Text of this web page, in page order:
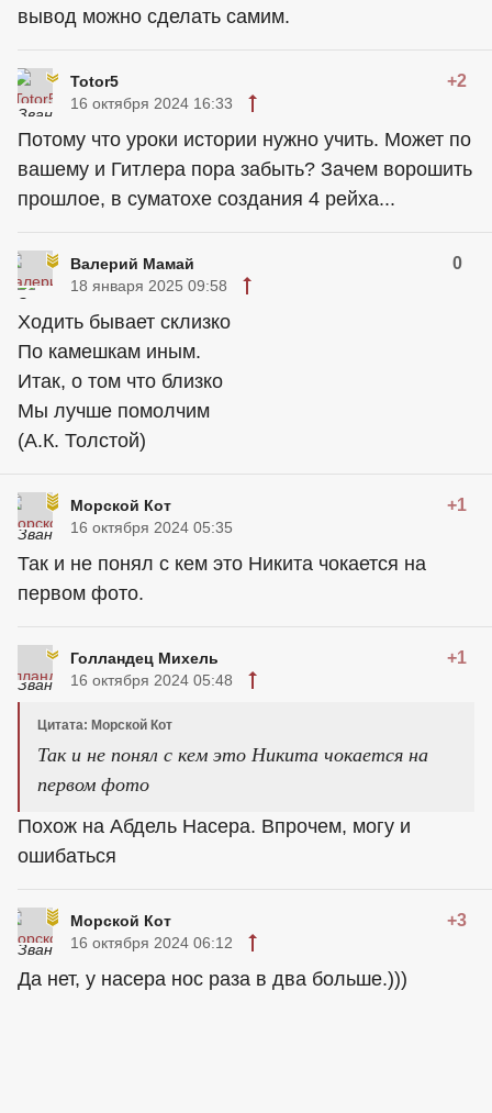
вывод можно сделать самим.
Totor5 +2
16 октября 2024 16:33
Потому что уроки истории нужно учить. Может по
вашему и Гитлера пора забыть? Зачем ворошить
прошлое, в суматохе создания 4 рейха...
Валерий Мамай 0
18 января 2025 09:58
Ходить бывает склизко
По камешкам иным.
Итак, о том что близко
Мы лучше помолчим
(А.К. Толстой)
Морской Кот +1
16 октября 2024 05:35
Так и не понял с кем это Никита чокается на
первом фото.
Голландец Михель +1
16 октября 2024 05:48
Цитата: Морской Кот
Так и не понял с кем это Никита чокается на
первом фото
Похож на Абдель Насера. Впрочем, могу и
ошибаться
Морской Кот +3
16 октября 2024 06:12
Да нет, у насера нос раза в два больше.)))